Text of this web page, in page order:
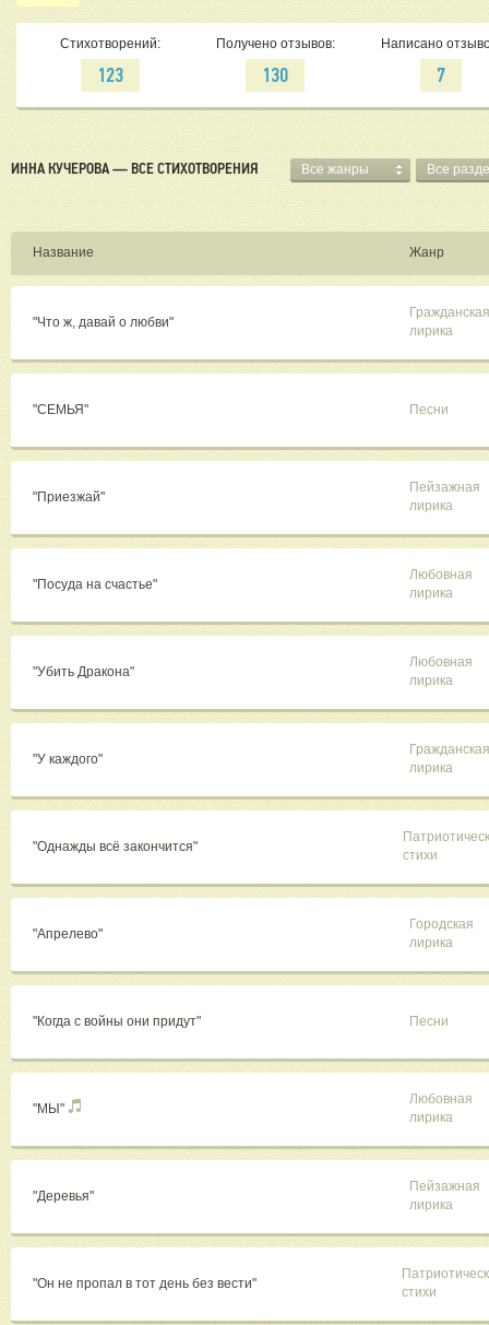
Стихотворений:
123
Получено отзывов:
130
Написано
7
ИННА КУЧЕРОВА — ВСЕ СТИХОТВОРЕНИЯ Все жанры Все
Название Жанр
"Что ж, давай о любви"
Гражданская
лирика
"СЕМЬЯ" Песни
"Приезжай"
Пейзажная
лирика
"Посуда на счастье"
Любовная
лирика
"Убить Дракона"
Любовная
лирика
"У каждого"
Гражданская
лирика
"Однажды всё закончится"
стихи
"Апрелево"
Городская
лирика
"Когда с войны они придут" Песни
"МЫ"
Любовная
лирика
"Деревья"
Пейзажная
лирика
"Он не пропал в тот день без вести"
стихи